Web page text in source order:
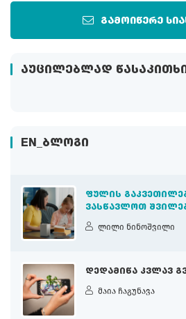
გამოიწერე
ᲐᲣᲪᲘᲚᲔᲑᲚᲐᲓ
EN_ᲑᲚᲝᲒᲘ
ᲤᲣᲚᲘᲡ
ᲕᲐᲡᲬᲐᲕᲚᲝᲗ
ლილი ნინოშვილი
ᲓᲔᲓᲐᲛᲘᲬᲐ ᲙᲕᲚᲐᲕ
მაია ჩაგუნავა